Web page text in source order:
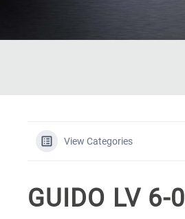
View Categories
GUIDO LV 6-0